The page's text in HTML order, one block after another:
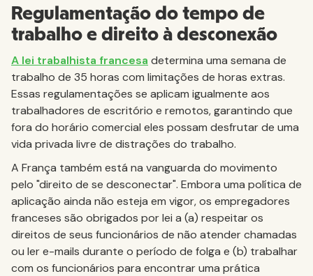
Regulamentação do tempo de
trabalho e direito à desconexão
A lei trabalhista francesa determina uma semana de
trabalho de 35 horas com limitações de horas extras.
Essas regulamentações se aplicam igualmente aos
trabalhadores de escritório e remotos, garantindo que
fora do horário comercial eles possam desfrutar de uma
vida privada livre de distrações do trabalho.
A França também está na vanguarda do movimento
pelo "direito de se desconectar". Embora uma política de
aplicação ainda não esteja em vigor, os empregadores
franceses são obrigados por lei a (a) respeitar os
direitos de seus funcionários de não atender chamadas
ou ler e-mails durante o período de folga e (b) trabalhar
com os funcionários para encontrar uma prática